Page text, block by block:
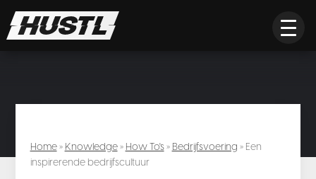
Home» Knowledge» How To's» Bedrijfsvoering » Een
inspirerende bedrijfscultuur